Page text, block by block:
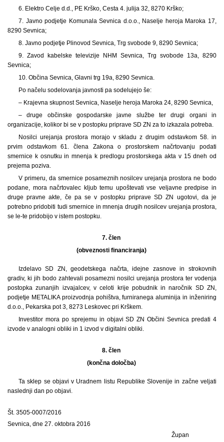
6. Elektro Celje d.d., PE Krško, Cesta 4. julija 32, 8270 Krško;
7. Javno podjetje Komunala Sevnica d.o.o., Naselje heroja Maroka 17,
8290 Sevnica;
8. Javno podjetje Plinovod Sevnica, Trg svobode 9, 8290 Sevnica;
9. Zavod kabelske televizije NHM Sevnica, Trg svobode 13a, 8290
Sevnica;
10. Občina Sevnica, Glavni trg 19a, 8290 Sevnica.
Po načelu sodelovanja javnosti pa sodelujejo še:
– Krajevna skupnost Sevnica, Naselje heroja Maroka 24, 8290 Sevnica,
– druge občinske gospodarske javne službe ter drugi organi in
organizacije, kolikor bi se v postopku priprave SD ZN za to izkazala potreba.
Nosilci urejanja prostora morajo v skladu z drugim odstavkom 58. in
prvim odstavkom 61. člena Zakona o prostorskem načrtovanju podati
smernice k osnutku in mnenja k predlogu prostorskega akta v 15 dneh od
prejema poziva.
V primeru, da smernice posameznih nosilcev urejanja prostora ne bodo
podane, mora načrtovalec kljub temu upoštevati vse veljavne predpise in
druge pravne akte, če pa se v postopku priprave SD ZN ugotovi, da je
potrebno pridobiti tudi smernice in mnenja drugih nosilcev urejanja prostora,
se le-te pridobijo v istem postopku.
7. člen
(obveznosti financiranja)
Izdelavo SD ZN, geodetskega načrta, idejne zasnove in strokovnih
gradiv, ki jih bodo zahtevali posamezni nosilci urejanja prostora ter vodenja
postopka zunanjih izvajalcev, v celoti krije pobudnik in naročnik SD ZN,
podjetje METALIKA proizvodnja pohištva, furniranega aluminija in inženiring
d.o.o., Pekarska pot 3, 8273 Leskovec pri Krškem.
Investitor mora po sprejemu in objavi SD ZN Občini Sevnica predati 4
izvode v analogni obliki in 1 izvod v digitalni obliki.
8. člen
(končna določba)
Ta sklep se objavi v Uradnem listu Republike Slovenije in začne veljati
naslednji dan po objavi.
Št. 3505-0007/2016
Sevnica, dne 27. oktobra 2016
Župan